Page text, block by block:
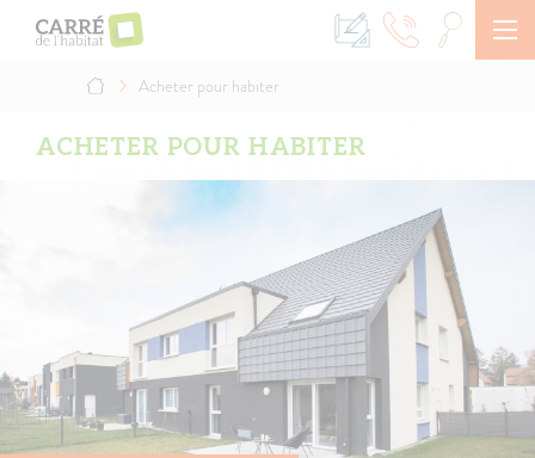
contenu
Acheter pour habiter
ACHETER POUR HABITER